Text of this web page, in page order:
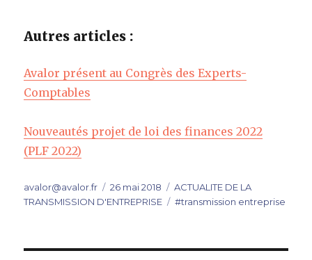
Autres articles :
Avalor présent au Congrès des Experts-
Comptables
Nouveautés projet de loi des finances 2022
(PLF 2022)
Auteur
avalor@avalor.fr
Publié
le
26 mai 2018 Catégories
ACTUALITE DE LA
TRANSMISSION D'ENTREPRISE
Étiquettes
#transmission entreprise